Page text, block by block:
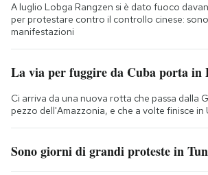
A luglio Lobga Rangzen si è dato fuoco
per protestare contro il controllo cinese:
manifestazioni
La via per fuggire da Cuba porta in
Ci arriva da una nuova rotta che passa dalla
pezzo dell'Amazzonia, e che a volte finisce in
Sono giorni di grandi proteste in